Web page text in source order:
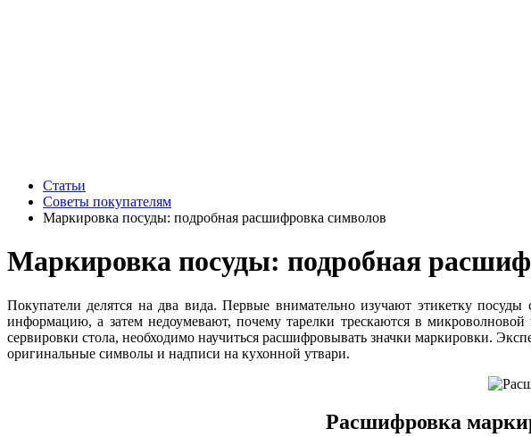
Статьи
Советы покупателям
Маркировка посуды: подробная расшифровка символов
Маркировка посуды: подробная
Покупатели делятся на два вида. Первые внимательно изучают этикетку
информацию, а затем недоумевают, почему тарелки трескаются в
сервировки стола, необходимо научиться расшифровывать значки маркировки.
оригинальные символы и надписи на кухонной утвари.
Расшифровка